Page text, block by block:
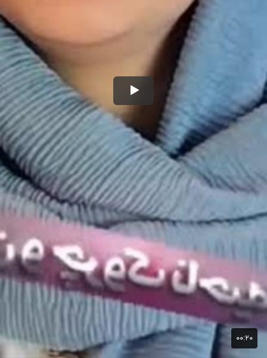
۰۰:۲۰